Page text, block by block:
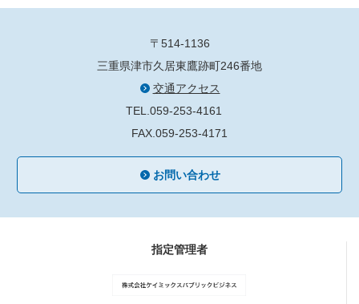
〒514-1136
三重県津市久居東鷹跡町246番地
交通アクセス
TEL.059-253-4161
FAX.059-253-4171
お問い合わせ
指定管理者